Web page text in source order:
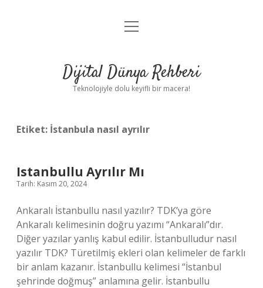
Anasayfa
Yasal Uyarı
menüyü
Dijital Dünya Rehberi
Teknolojiyle dolu keyifli bir macera!
Etiket: İstanbula nasıl ayrılır
Istanbullu Ayrılır Mı
Tarih: Kasım 20, 2024
Ankaralı İstanbullu nasıl yazılır? TDK’ya göre
Ankaralı kelimesinin doğru yazımı “Ankaralı”dır.
Diğer yazılar yanlış kabul edilir. İstanbulludur nasıl
yazılır TDK? Türetilmiş ekleri olan kelimeler de farklı
bir anlam kazanır. İstanbullu kelimesi “İstanbul
şehrinde doğmuş” anlamına gelir. İstanbullu